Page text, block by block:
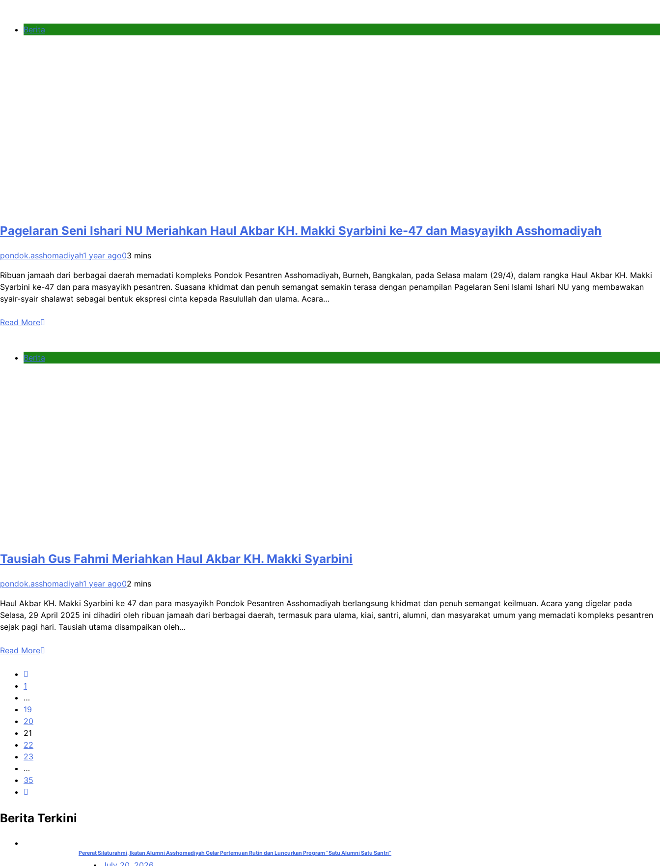
Berita
Pagelaran Seni Ishari NU Meriahkan Haul Akbar KH. Makki Syarbini ke-47 dan Masyayikh Asshomadiyah
pondok.asshomadiyah1 year ago03 mins
Ribuan jamaah dari berbagai daerah memadati kompleks Pondok Pesantren Asshomadiyah, Burneh, Bangkalan, pada Selasa malam (29/4), dalam rangka Haul Akbar KH. Makki
Syarbini ke-47 dan para masyayikh pesantren. Suasana khidmat dan penuh semangat semakin terasa dengan penampilan Pagelaran Seni Islami Ishari NU yang membawakan
syair-syair shalawat sebagai bentuk ekspresi cinta kepada Rasulullah dan ulama. Acara…
Read More
Berita
Tausiah Gus Fahmi Meriahkan Haul Akbar KH. Makki Syarbini
pondok.asshomadiyah1 year ago02 mins
Haul Akbar KH. Makki Syarbini ke 47 dan para masyayikh Pondok Pesantren Asshomadiyah berlangsung khidmat dan penuh semangat keilmuan. Acara yang digelar pada
Selasa, 29 April 2025 ini dihadiri oleh ribuan jamaah dari berbagai daerah, termasuk para ulama, kiai, santri, alumni, dan masyarakat umum yang memadati kompleks pesantren
sejak pagi hari. Tausiah utama disampaikan oleh…
Read More
1
…
19
20
21
22
23
…
35
Berita Terkini
Pererat Silaturahmi, Ikatan Alumni Asshomadiyah Gelar Pertemuan Rutin dan Luncurkan Program “Satu Alumni Satu Santri”